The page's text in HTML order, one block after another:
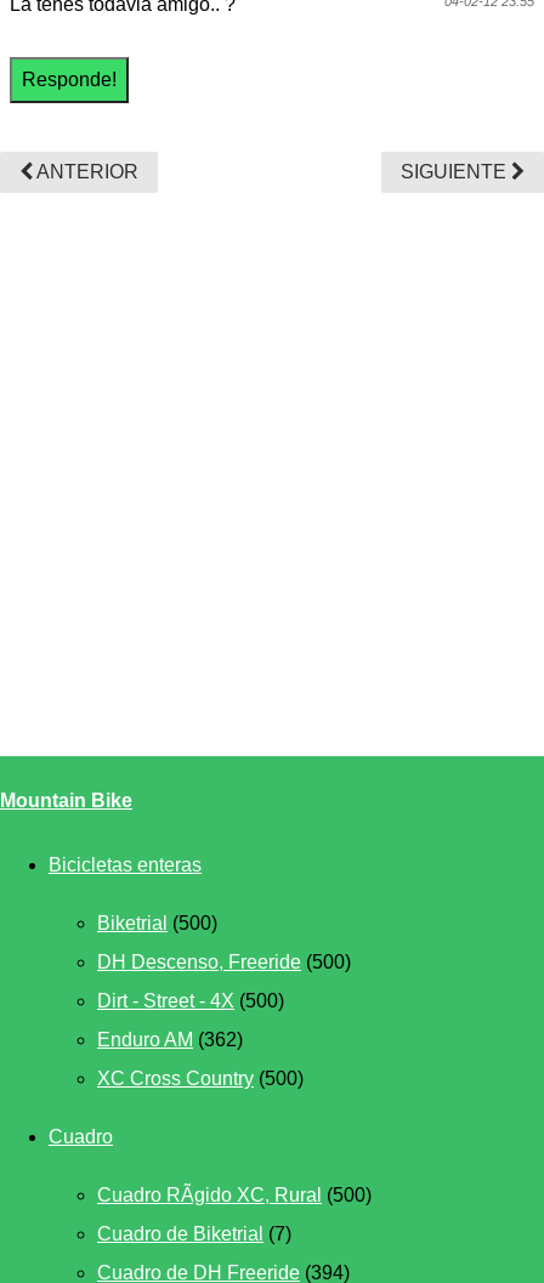
ANTERIOR SIGUIENTE
Mountain Bike
Bicicletas enteras
Biketrial (500)
DH Descenso, Freeride (500)
Dirt - Street - 4X (500)
Enduro AM (362)
XC Cross Country (500)
Cuadro
Cuadro RÃ­gido XC, Rural (500)
Cuadro de Biketrial (7)
Cuadro de DH Freeride (394)